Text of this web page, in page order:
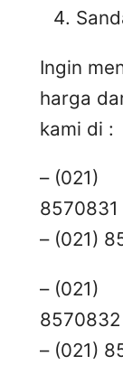
Ingin
harga
kami di :
– (021)
– (021)
– (021)
– (021)